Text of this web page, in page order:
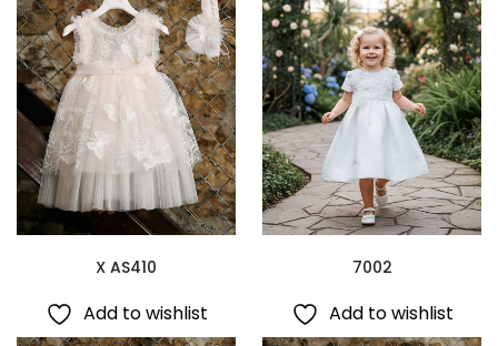
X AS410
Add to wishlist
7002
Add to wishlist